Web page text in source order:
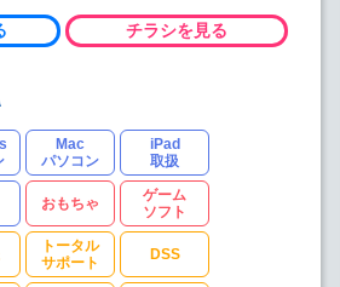
チラシを見る
Mac
パソコン
iPad
取扱
おもちゃ
ゲーム
ソフト
トータル
サポート
DSS